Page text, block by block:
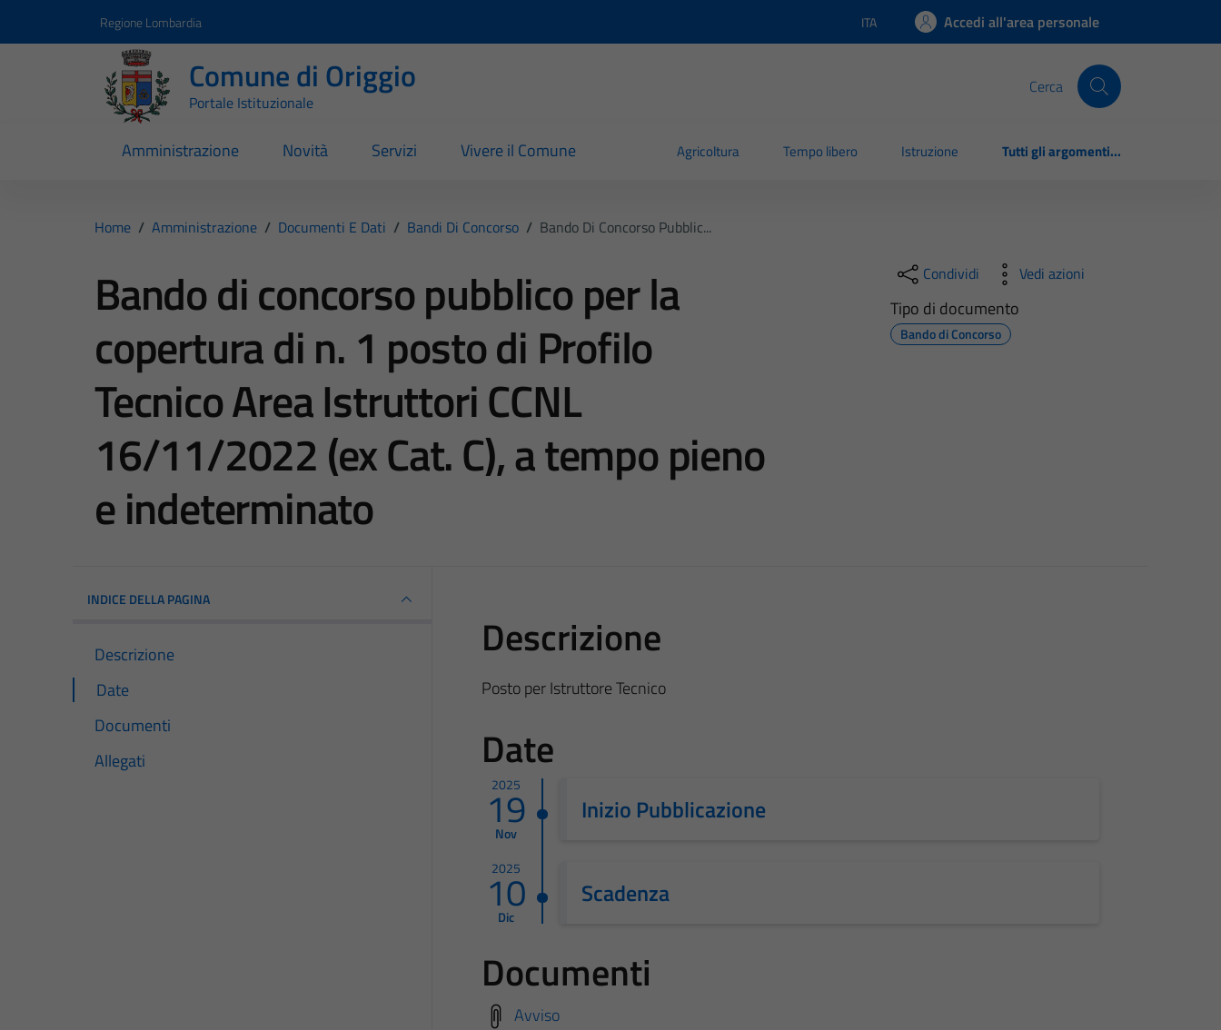
Regione Lombardia Lingua attiva:
ITA Accedi all'area personale
Comune di Origgio
Portale Istituzionale
Cerca
Amministrazione Novità Servizi Vivere il Comune Agricoltura Tempo libero Istruzione Tutti gli argomenti...
Home / Amministrazione / Documenti E Dati / Bandi Di Concorso / Bando Di Concorso Pubblic...
Bando di concorso pubblico per la
copertura di n. 1 posto di Profilo
Tecnico Area Istruttori CCNL
16/11/2022 (ex Cat. C), a tempo pieno
e indeterminato
Condividi Vedi azioni
Tipo di documento
Bando di Concorso
INDICE DELLA PAGINA
Descrizione
Date
Documenti
Allegati
Descrizione
Posto per Istruttore Tecnico
Date
2025
19
Nov
Inizio Pubblicazione
2025
10
Dic
Scadenza
Documenti
Avviso